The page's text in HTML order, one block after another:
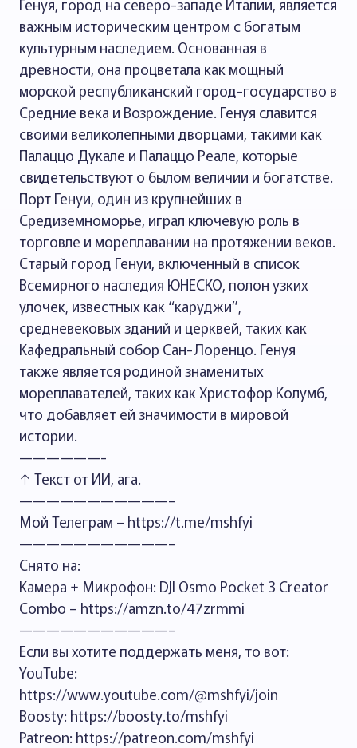
важным историческим центром с богатым
культурным наследием. Основанная в
древности, она процветала как мощный
морской республиканский город-государство в
Средние века и Возрождение. Генуя славится
своими великолепными дворцами, такими как
Палаццо Дукале и Палаццо Реале, которые
свидетельствуют о былом величии и богатстве.
Порт Генуи, один из крупнейших в
Средиземноморье, играл ключевую роль в
торговле и мореплавании на протяжении веков.
Старый город Генуи, включенный в список
Всемирного наследия ЮНЕСКО, полон узких
улочек, известных как “каруджи”,
средневековых зданий и церквей, таких как
Кафедральный собор Сан-Лоренцо. Генуя
также является родиной знаменитых
мореплавателей, таких как Христофор Колумб,
что добавляет ей значимости в мировой
истории.
——————-
↑ Текст от ИИ, ага.
———————————–
Мой Телеграм – https://t.me/mshfyi
———————————–
Снято на:
Камера + Микрофон: DJI Osmo Pocket 3 Creator
Combo – https://amzn.to/47zrmmi
———————————–
Если вы хотите поддержать меня, то вот:
YouTube:
https://www.youtube.com/@mshfyi/join
Boosty: https://boosty.to/mshfyi
Patreon: https://patreon.com/mshfyi